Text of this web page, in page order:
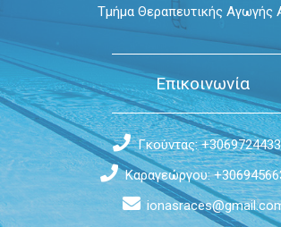
Τμήμα Θεραπευτικής Αγωγής
Επικοινωνία
Γκούντας:
Καραγεώργου: